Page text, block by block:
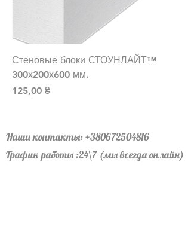
Стеновые блоки СТОУНЛАЙТ™
300х200х600 мм.
Цена
125,00 ₴
Наши контакты: +380672504816
График работы :24\7 (мы всегда онлайн)